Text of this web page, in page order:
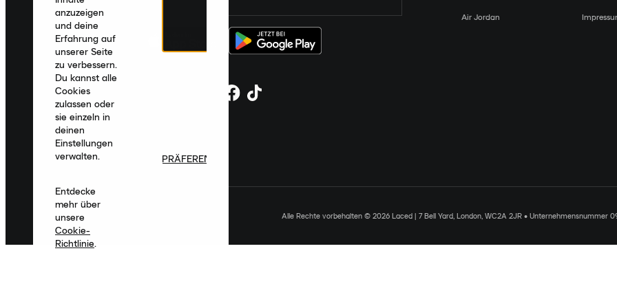
Air Jordan
Alle Rechte vorbehalten © 2026 Laced | 7 Bell Yard, London, WC2A 2JR • Unternehmensnummer
anzuzeigen
und deine
Erfahrung auf
unserer Seite
zu verbessern.
Du kannst alle
Cookies
zulassen oder
sie einzeln in
deinen
Einstellungen
verwalten.
Entdecke
mehr über
unsere
Cookie-
Richtlinie.
PRÄFERENZEN